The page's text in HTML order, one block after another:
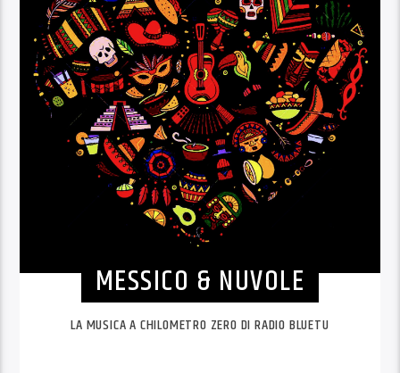
MESSICO & NUVOLE
LA MUSICA A CHILOMETRO ZERO DI RADIO BLUETU